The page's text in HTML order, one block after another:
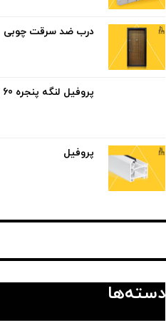
درب ضد سرقت چوبی
پروفیل لنگه پنجره 60 میلیمتر
پروفیل
دسته‌ها